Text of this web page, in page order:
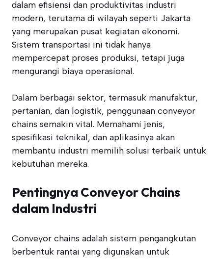
dalam efisiensi dan produktivitas industri
modern, terutama di wilayah seperti Jakarta
yang merupakan pusat kegiatan ekonomi.
Sistem transportasi ini tidak hanya
mempercepat proses produksi, tetapi juga
mengurangi biaya operasional.
Dalam berbagai sektor, termasuk manufaktur,
pertanian, dan logistik, penggunaan conveyor
chains semakin vital. Memahami jenis,
spesifikasi teknikal, dan aplikasinya akan
membantu industri memilih solusi terbaik untuk
kebutuhan mereka.
Pentingnya Conveyor Chains
dalam Industri
Conveyor chains adalah sistem pengangkutan
berbentuk rantai yang digunakan untuk